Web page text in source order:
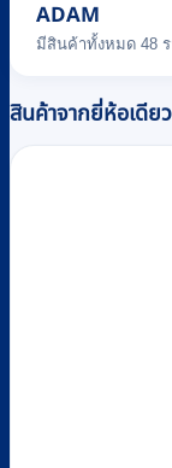
ADAM
มีสินค้าทั้งหมด 48 ร
สินค้าจากยี่ห้อเดีย